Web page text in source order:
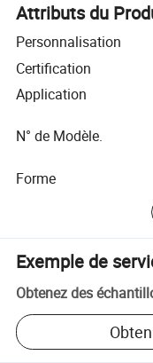
Attributs du
Personnalisation
Certification
Application
N° de Modèle.
Forme
Exemple de
Obtenez des